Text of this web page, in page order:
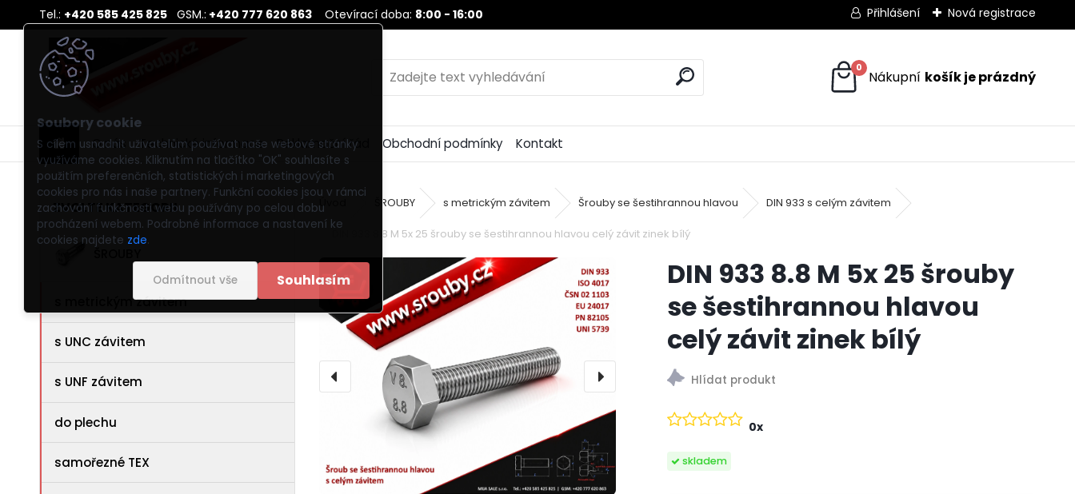
S cílem usnadnit uživatelům používat naše webové stránky
využíváme cookies. Kliknutím na tlačítko "OK" souhlasíte s
použitím preferenčních, statistických i marketingových
cookies pro nás i naše partnery. Funkční cookies jsou v rámci
zachování funkčnosti webu používány po celou dobu
procházení webem. Podrobné informace a nastavení ke
cookies najdete zde.
Odmítnout vše Souhlasím
Tel.: +420 585 425 825 GSM.: +420 777 620 863Otevírací doba: 8:00 - 16:00 Přihlášení Nová registrace
O nás Technické informace Reklamační řád Obchodní podmínky Kontakt
0
ZVOLTE KATEGORII
s metrickým závitem
s UNC závitem
s UNF závitem
do plechu
samořezné TEX
Úvod ŠROUBY s metrickým závitem Šrouby se šestihrannou hlavou DIN 933 s celým závitem
DIN 933 8.8 M 5x 25 šrouby se šestihrannou hlavou celý závit zinek bílý
DIN 933 8.8 M 5x 25 šrouby
se šestihrannou hlavou
celý závit zinek bílý
skladem
0x